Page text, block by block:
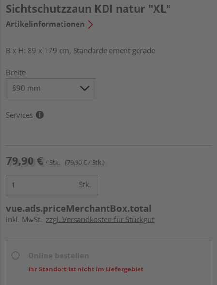
Sichtschutzzaun KDI natur "XL"
Artikelinformationen
B x H: 89 x 179 cm, Standardelement gerade
Breite
Services
79,90 € / Stk. (79,90 € / Stk.)
Stk.
vue.ads.priceMerchantBox.total
inkl. MwSt. zzgl. Versandkosten für Stückgut
Ihr Standort ist nicht im Liefergebiet